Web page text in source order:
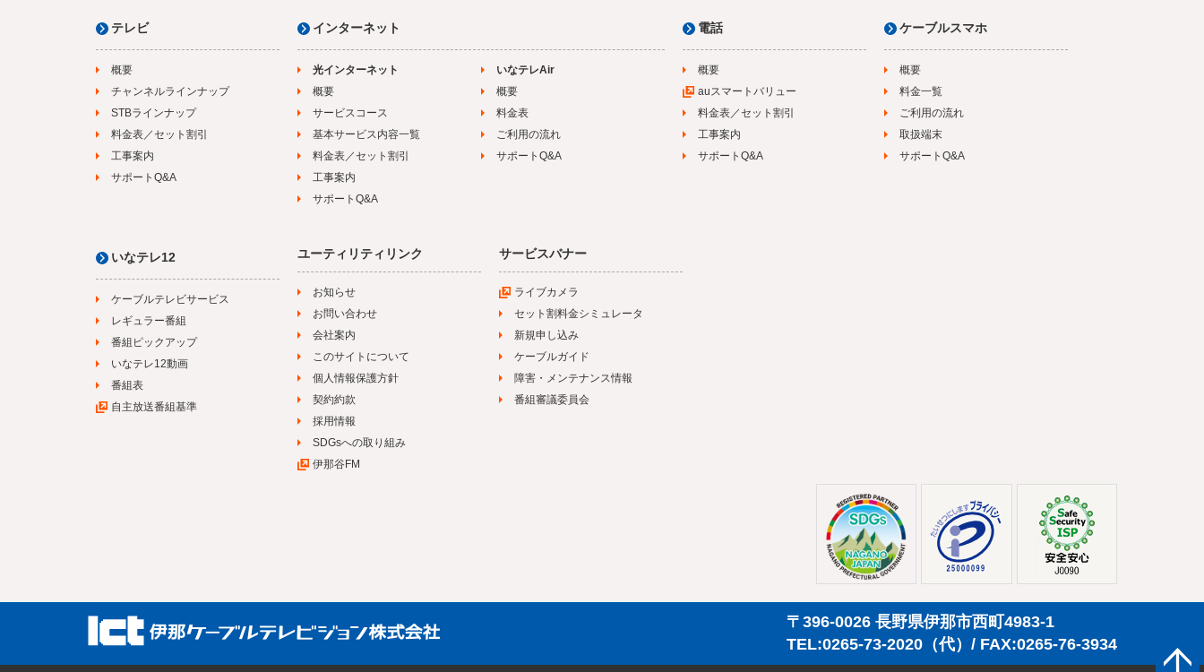
テレビ
概要
チャンネルラインナップ
STBラインナップ
料金表／セット割引
工事案内
サポートQ&A
インターネット
光インターネット
概要
サービスコース
基本サービス内容一覧
料金表／セット割引
工事案内
サポートQ&A
いなテレAir
概要
料金表
ご利用の流れ
サポートQ&A
電話
概要
auスマートバリュー
料金表／セット割引
工事案内
サポートQ&A
ケーブルスマホ
概要
料金一覧
ご利用の流れ
取扱端末
サポートQ&A
いなテレ12
ケーブルテレビサービス
レギュラー番組
番組ピックアップ
いなテレ12動画
番組表
自主放送番組基準
ユーティリティリンク
お知らせ
お問い合わせ
会社案内
このサイトについて
個人情報保護方針
契約約款
採用情報
SDGsへの取り組み
伊那谷FM
サービスバナー
ライブカメラ
セット割料金シミュレータ
新規申し込み
ケーブルガイド
障害・メンテナンス情報
番組審議委員会
〒396-0026 長野県伊那市西町4983-1
TEL:0265-73-2020（代）/ FAX:0265-76-3934